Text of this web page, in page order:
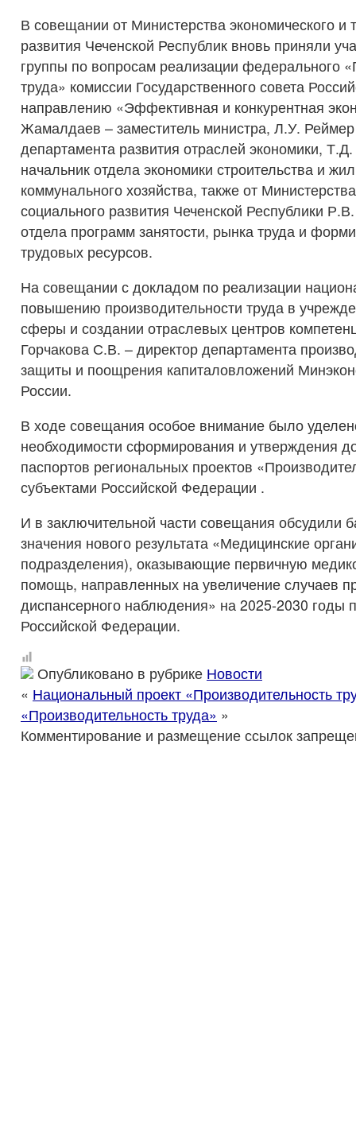
В совещании от Министерства экономического и
развития Чеченской Республик вновь приняли
группы по вопросам реализации федерального
труда» комиссии Государственного совета
направлению «Эффективная и конкурентная
Жамалдаев – заместитель министра, Л.У.
департамента развития отраслей экономики,
начальник отдела экономики строительства и
коммунального хозяйства, также от
социального развития Чеченской Республики
отдела программ занятости, рынка труда и
трудовых ресурсов.
На совещании с докладом по реализации
повышению производительности труда в
сферы и создании отраслевых центров
Горчакова С.В. – директор департамента
защиты и поощрения капиталовложений
России.
В ходе совещания особое внимание было
необходимости сформирования и утверждения
паспортов региональных проектов
субъектами Российской Федерации .
И в заключительной части совещания обсудили
значения нового результата «Медицинские
подразделения), оказывающие первичную
помощь, направленных на увеличение случаев
диспансерного наблюдения» на 2025-2030 годы
Российской Федерации.
Опубликовано в рубрике Новости
« Национальный проект «Производительность
«Производительность труда» »
Комментирование и размещение ссылок